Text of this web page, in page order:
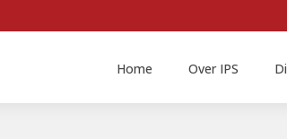
Home Over IPS